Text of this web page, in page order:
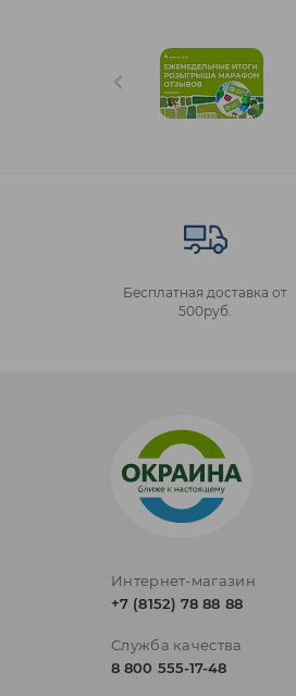
Бесплатная доставка от
500руб.
Интернет-магазин
+7 (8152) 78 88 88
Служба качества
8 800 555-17-48